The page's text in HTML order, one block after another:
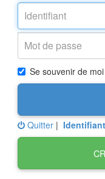
Se souvenir de moi
Quitter |